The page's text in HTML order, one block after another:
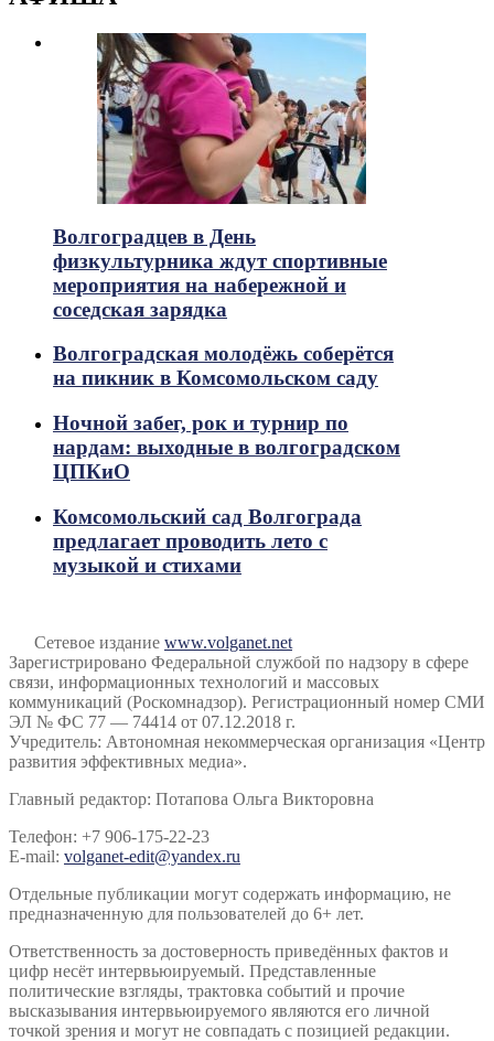
Волгоградцев в День
физкультурника ждут спортивные
мероприятия на набережной и
соседская зарядка
Волгоградская молодёжь соберётся
на пикник в Комсомольском саду
Ночной забег, рок и турнир по
нардам: выходные в волгоградском
ЦПКиО
Комсомольский сад Волгограда
предлагает проводить лето с
музыкой и стихами
Сетевое издание www.volganet.net
Зарегистрировано Федеральной службой по надзору в сфере
связи, информационных технологий и массовых
коммуникаций (Роскомнадзор). Регистрационный номер СМИ
ЭЛ № ФС 77 — 74414 от 07.12.2018 г.
Учредитель: Автономная некоммерческая организация «Центр
развития эффективных медиа».
Главный редактор: Потапова Ольга Викторовна
Телефон: +7 906-175-22-23
E-mail: volganet-edit@yandex.ru
Отдельные публикации могут содержать информацию, не
предназначенную для пользователей до 6+ лет.
Ответственность за достоверность приведённых фактов и
цифр несёт интервьюируемый. Представленные
политические взгляды, трактовка событий и прочие
высказывания интервьюируемого являются его личной
точкой зрения и могут не совпадать с позицией редакции.